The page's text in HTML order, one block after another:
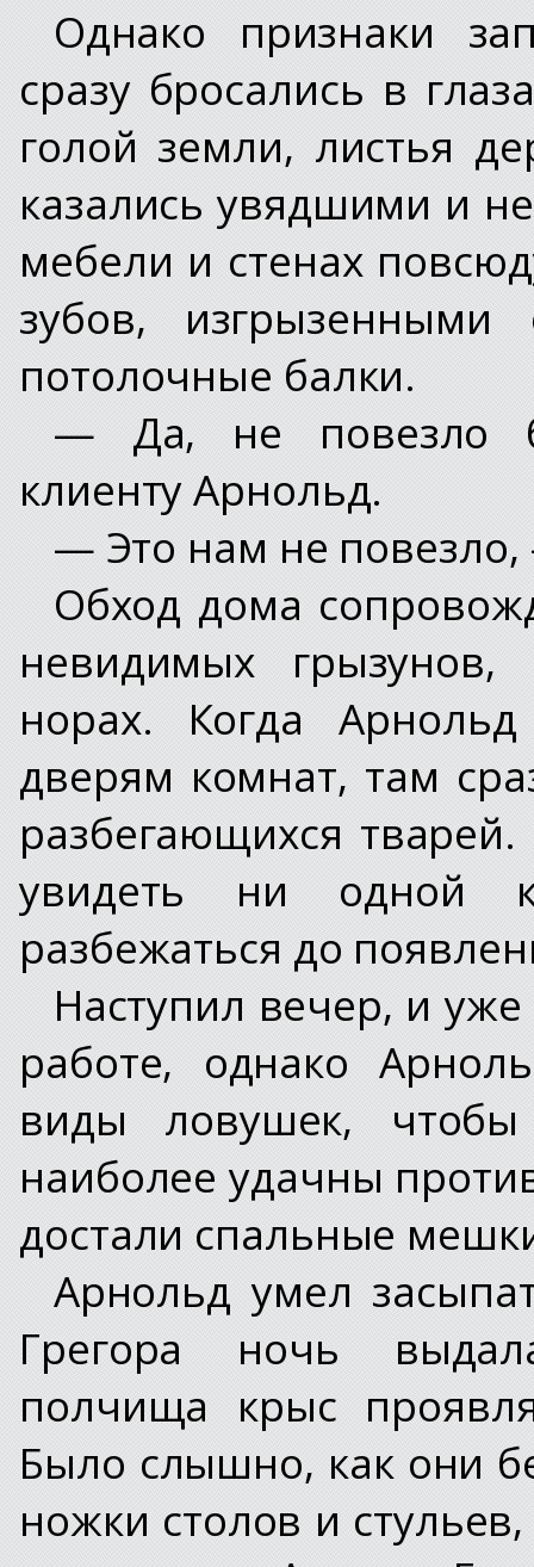
Однако признаки
сразу бросались в
голой земли, листья
казались увядшими и
мебели и стенах
зубов, изгрызенными
потолочные балки.
— Да, не повезло
клиенту Арнольд.
— Это нам не
Обход дома
невидимых
норах. Когда
дверям комнат, там
разбегающихся
увидеть ни одной
разбежаться до
Наступил вечер, и
работе, однако
виды ловушек,
наиболее удачны
достали спальные
Арнольд умел
Грегора ночь
полчища крыс
Было слышно, как они
ножки столов и